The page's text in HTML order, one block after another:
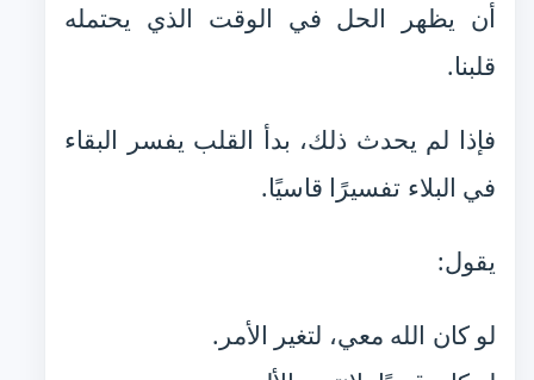
أن يظهر الحل في الوقت الذي يحتمله
قلبنا.
فإذا لم يحدث ذلك، بدأ القلب يفسر البقاء
في البلاء تفسيرًا قاسيًا.
يقول:
لو كان الله معي، لتغير الأمر.